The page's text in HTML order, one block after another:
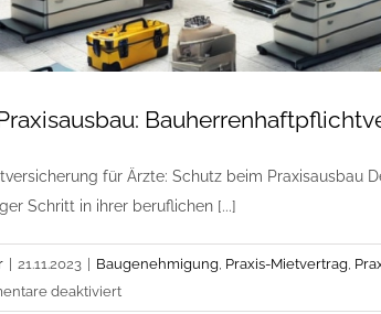
für Ärzte: Schutz beim Praxisausbau
Schritt in ihrer beruflichen [...]
21.11.2023 Baugenehmigung, Praxis-Mietvertrag,
deaktiviertfür